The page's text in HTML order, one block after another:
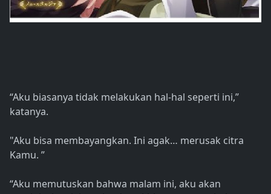
“Aku biasanya tidak melakukan hal-hal seperti ini,”
katanya.
"Aku bisa membayangkan. Ini agak… merusak citra
Kamu. ”
“Aku memutuskan bahwa malam ini, aku akan